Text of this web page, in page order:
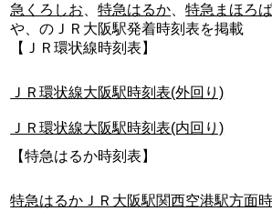
急くろしお、特急はるか、特急まほろば
や、のＪＲ大阪駅発着時刻表を掲載
【ＪＲ環状線時刻表】
ＪＲ環状線大阪駅時刻表(外回り)
ＪＲ環状線大阪駅時刻表(内回り)
【特急はるか時刻表】
特急はるかＪＲ大阪駅関西空港駅方面